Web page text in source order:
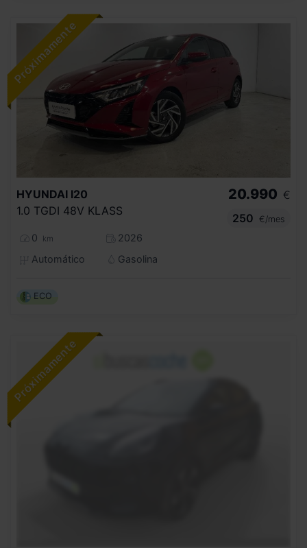
HYUNDAI I20
1.0 TGDI 48V KLASS
0 km
2026
Automático
Gasolina
20.990 €
250
€/mes
ECO